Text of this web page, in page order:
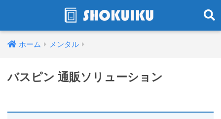
ホーム メンタル
バスピン 通販ソリューション